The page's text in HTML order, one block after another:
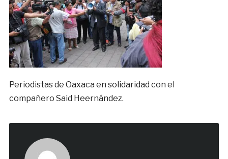
Periodistas de Oaxaca en solidaridad con el
compañero Said Heernández.